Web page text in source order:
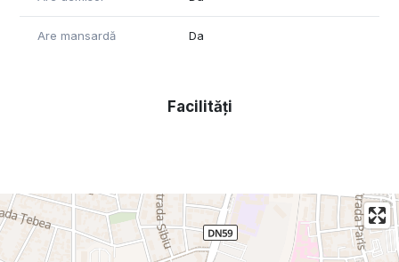
Are mansardă Da
Facilități